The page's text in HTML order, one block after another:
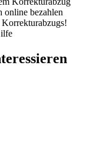
online bezahlen